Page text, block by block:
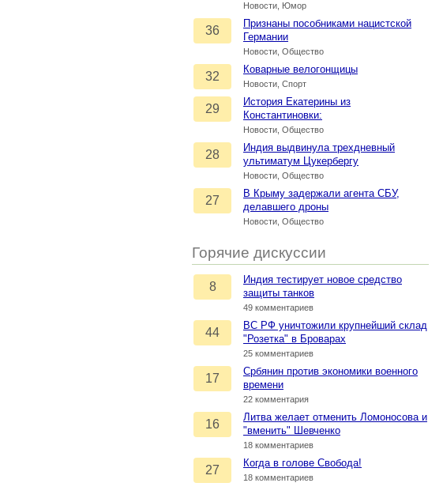
Новости, Юмор
36
Признаны пособниками нацистской
Германии
Новости, Общество
32
Коварные велогонщицы
Новости, Спорт
29
История Екатерины из
Константиновки:
Новости, Общество
28
Индия выдвинула трехдневный
ультиматум Цукербергу
Новости, Общество
27
В Крыму задержали агента СБУ,
делавшего дроны
Новости, Общество
Горячие дискуссии
8
Индия тестирует новое средство
защиты танков
49 комментариев
44
ВС РФ уничтожили крупнейший склад
"Розетка" в Броварах
25 комментариев
17
Србянин против экономики военного
времени
22 комментария
16
Литва желает отменить Ломоносова и
"вменить" Шевченко
18 комментариев
27
Когда в голове Свобода!
18 комментариев